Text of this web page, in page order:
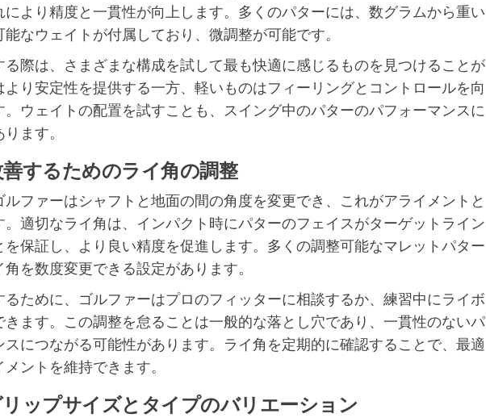
より精度と一貫性が向上します。多くのパターには、数グラムから重い
なウェイトが付属しており、微調整が可能です。
際は、さまざまな構成を試して最も快適に感じるものを見つけることが
り安定性を提供する一方、軽いものはフィーリングとコントロールを向
。ウェイトの配置を試すことも、スイング中のパターのパフォーマンスに
ます。
するためのライ角の調整
ファーはシャフトと地面の間の角度を変更でき、これがアライメントと
適切なライ角は、インパクト時にパターのフェイスがターゲットライン
保証し、より良い精度を促進します。多くの調整可能なマレットパター
を数度変更できる設定があります。
ために、ゴルファーはプロのフィッターに相談するか、練習中にライボ
ます。この調整を怠ることは一般的な落とし穴であり、一貫性のないパ
スにつながる可能性があります。ライ角を定期的に確認することで、最適
ントを維持できます。
ップサイズとタイプのバリエーション